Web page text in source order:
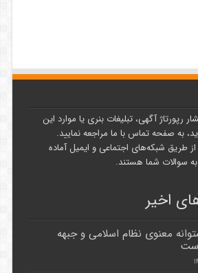
رپورتاژ آگهی، تبلیغات بنری یا موارد این
به صفحه تماس با ما مراجعه نمایید.
طریق شبکه‌های اجتماعی و ایمیل آماده
سوالات شما هستند.
اخیر
معنوی نظام اسلامی و جبهه